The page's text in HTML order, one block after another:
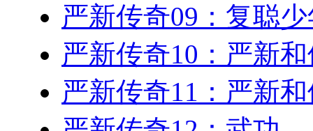
严新传奇09：复聪
严新传奇10：严新
严新传奇11：严新